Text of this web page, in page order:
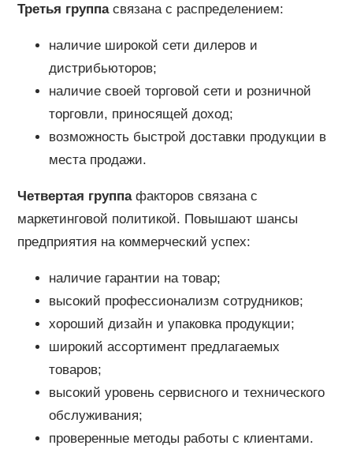
Третья группасвязана с распределением:
наличие широкой сети дилеров и
дистрибьюторов;
наличие своей торговой сети и розничной
торговли, приносящей доход;
возможность быстрой доставки продукции в
места продажи.
Четвертая группафакторов связана с
маркетинговой политикой. Повышают шансы
предприятия на коммерческий успех:
наличие гарантии на товар;
высокий профессионализм сотрудников;
хороший дизайн и упаковка продукции;
широкий ассортимент предлагаемых
товаров;
высокий уровень сервисного и технического
обслуживания;
проверенные методы работы с клиентами.